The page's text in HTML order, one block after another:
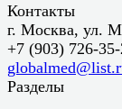
Контакты
г. Москва, ул.
+7 (903) 726-
Разделы